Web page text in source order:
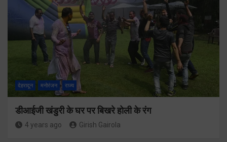
देहरादून मनोरंजन राज्य
डीआईजी खंडुरी के घर पर बिखरे होली के रंग
4 years ago Girish Gairola